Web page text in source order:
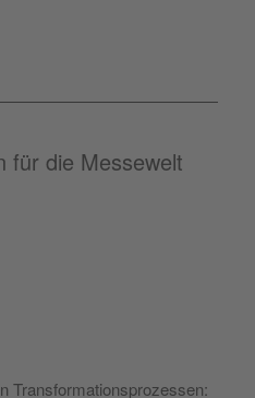
für die Messewelt
Transformationsprozessen: